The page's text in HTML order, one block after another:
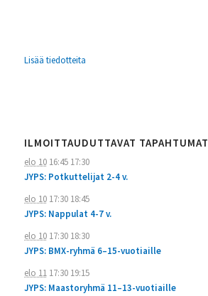
Lisää tiedotteita
ILMOITTAUDUTTAVAT TAPAHTUMAT
elo 1016:45 17:30
JYPS: Potkuttelijat 2-4 v.
elo 1017:30 18:45
JYPS: Nappulat 4-7 v.
elo 1017:30 18:30
JYPS: BMX-ryhmä 6–15-vuotiaille
elo 1117:30 19:15
JYPS: Maastoryhmä 11–13-vuotiaille